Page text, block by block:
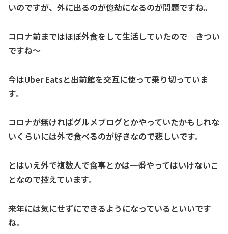
いのですが、外に出るのが億劫になるのが問題ですね。
コロナ前まではほぼ外食をして生活していたので きつい
ですね～
今はUber Eatsと出前館を交互に使って乗り切っていま
す。
コロナが無ければグルメブログとかやっていたかもしれな
いくらいには外で食べるのが好きなので悲しいです。
とはいえ外で複数人で食事とかは一番やってはいけないこ
となので控えています。
来年には気にせずにできるようになっているといいです
ね。